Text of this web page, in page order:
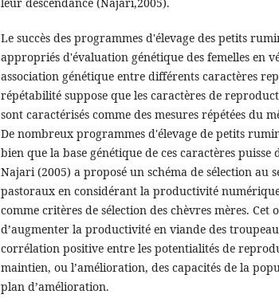
Le succès des programmes d'élevage des petits
appropriés d'évaluation génétique des femelles en
association génétique entre différents caractères
répétabilité suppose que les caractères de
sont caractérisés comme des mesures répétées du
De nombreux programmes d'élevage de petits
bien que la base génétique de ces caractères
Najari (2005) a proposé un schéma de sélection au
pastoraux en considérant la productivité
comme critères de sélection des chèvres mères.
d’augmenter la productivité en viande des
corrélation positive entre les potentialités de
maintien, ou l’amélioration, des capacités de la
plan d’amélioration.